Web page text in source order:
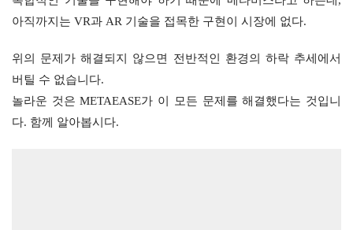
아직까지는 VR과 AR 기술을 접목한 구현이 시장에 없다.
위의 문제가 해결되지 않으면 전반적인 환경의 하락 추세에서
버틸 수 없습니다.
놀라운 것은 METAEASE가 이 모든 문제를 해결했다는 것입니
다. 함께 알아봅시다.